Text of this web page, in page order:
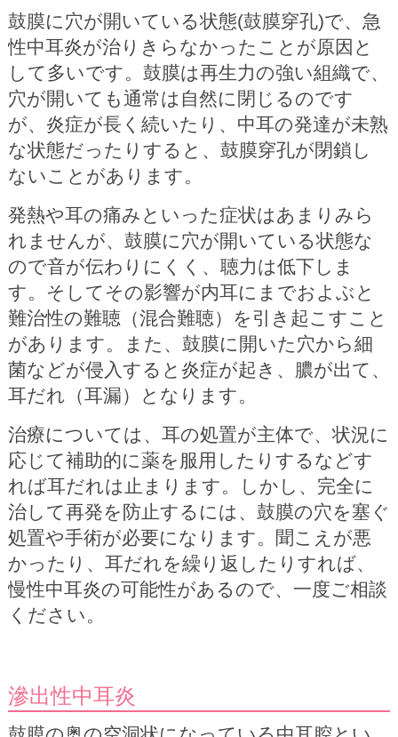
鼓膜に穴が開いている状態(鼓膜穿孔)で、急
性中耳炎が治りきらなかったことが原因と
して多いです。鼓膜は再生力の強い組織で、
穴が開いても通常は自然に閉じるのです
が、炎症が長く続いたり、中耳の発達が未熟
な状態だったりすると、鼓膜穿孔が閉鎖し
ないことがあります。
発熱や耳の痛みといった症状はあまりみら
れませんが、鼓膜に穴が開いている状態な
ので音が伝わりにくく、聴力は低下しま
す。そしてその影響が内耳にまでおよぶと
難治性の難聴（混合難聴）を引き起こすこと
があります。また、鼓膜に開いた穴から細
菌などが侵入すると炎症が起き、膿が出て、
耳だれ（耳漏）となります。
治療については、耳の処置が主体で、状況に
応じて補助的に薬を服用したりするなどす
れば耳だれは止まります。しかし、完全に
治して再発を防止するには、鼓膜の穴を塞ぐ
処置や手術が必要になります。聞こえが悪
かったり、耳だれを繰り返したりすれば、
慢性中耳炎の可能性があるので、一度ご相談
ください。
滲出性中耳炎